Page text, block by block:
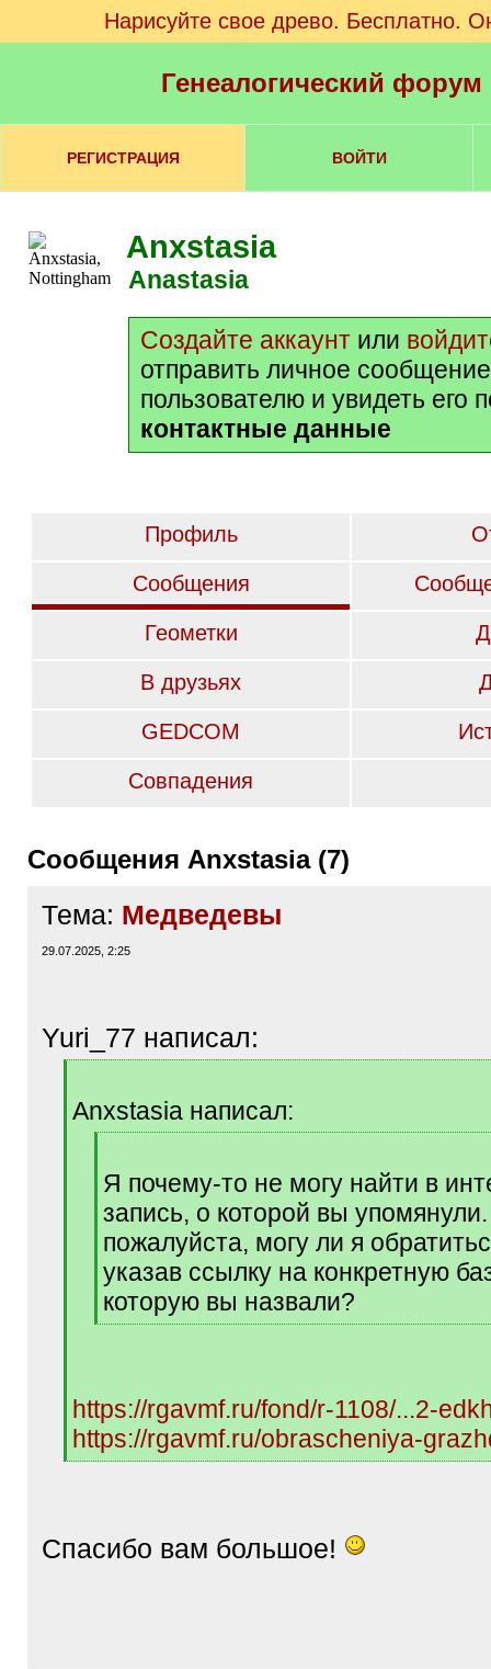
Нарисуйте свое древо. Бесплатно.
Генеалогический
РЕГИСТРАЦИЯ ВОЙТИ
Anxstasia
Anastasia
Создайте аккаунт или
отправить личное
пользователю и увидеть его
контактные данные
Профиль
Сообщения
Геометки
В друзьях
GEDCOM
Совпадения
Сообщения Anxstasia (7)
Тема: Медведевы
29.07.2025, 2:25
Yuri_77 написал:
]Anxstasia написал:
]Я почему-то не могу найти в
запись, о которой вы
пожалуйста, могу ли я
указав ссылку на конкретную
которую вы назвали?
[
https://rgavmf.ru/fond/r-1108/...2-
https://rgavmf.ru/obrascheniya-
[
Спасибо вам большое!